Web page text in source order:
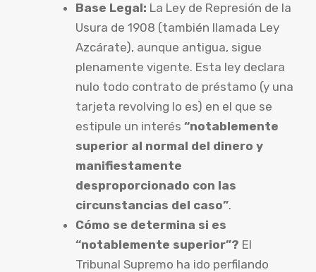
Base Legal: La Ley de Represión de la
Usura de 1908 (también llamada Ley
Azcárate), aunque antigua, sigue
plenamente vigente. Esta ley declara
nulo todo contrato de préstamo (y una
tarjeta revolving lo es) en el que se
estipule un interés “notablemente
superior al normal del dinero y
manifiestamente
desproporcionado con las
circunstancias del caso”.
Cómo se determina si es
“notablemente superior”? El
Tribunal Supremo ha ido perfilando